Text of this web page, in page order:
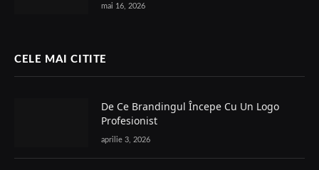
mai 16, 2026
CELE MAI CITITE
De Ce Brandingul Începe Cu Un Logo
Profesionist
aprilie 3, 2026